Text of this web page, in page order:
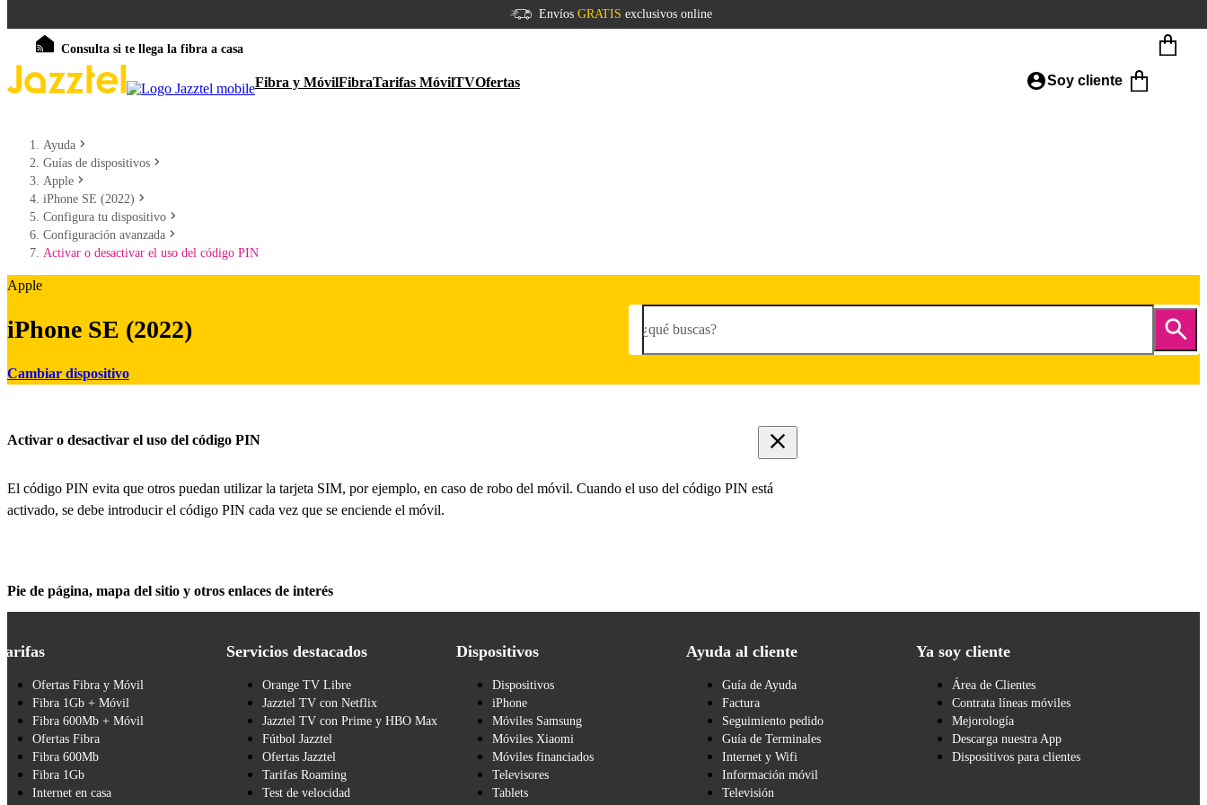
Envíos GRATIS exclusivos online
Consulta si te llega la fibra a casa
Fibra y MóvilFibraTarifas MóvilTVOfertas Soy cliente
Ayuda
Guías de dispositivos
Apple
iPhone SE (2022)
Configura tu dispositivo
Configuración avanzada
Activar o desactivar el uso del código PIN
Apple
iPhone SE (2022)
Cambiar dispositivo
¿qué buscas?
Activar o desactivar el uso del código PIN
El código PIN evita que otros puedan utilizar la tarjeta SIM, por ejemplo, en caso de robo del móvil. Cuando el uso del código PIN está
activado, se debe introducir el código PIN cada vez que se enciende el móvil.
Pie de página, mapa del sitio y otros enlaces de interés
Ofertas Fibra y Móvil
Fibra 1Gb + Móvil
Fibra 600Mb + Móvil
Ofertas Fibra
Fibra 600Mb
Fibra 1Gb
Internet en casa
Servicios destacados
Orange TV Libre
Jazztel TV con Netflix
Jazztel TV con Prime y HBO Max
Fútbol Jazztel
Ofertas Jazztel
Tarifas Roaming
Test de velocidad
Dispositivos
Dispositivos
iPhone
Móviles Samsung
Móviles Xiaomi
Móviles financiados
Televisores
Tablets
Ayuda al cliente
Guía de Ayuda
Factura
Seguimiento pedido
Guía de Terminales
Internet y Wifi
Información móvil
Televisión
Ya soy cliente
Área de Clientes
Contrata líneas móviles
Mejorología
Descarga nuestra App
Dispositivos para clientes